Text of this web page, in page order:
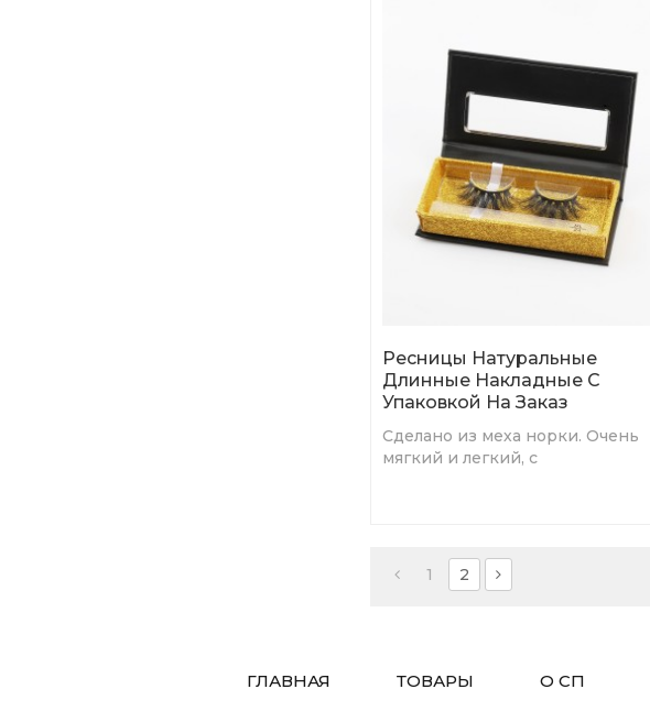
Ресницы Натуральные
Длинные Накладные С
Упаковкой На Заказ
Сделано из меха норки. Очень
мягкий и легкий, с
1 2
ГЛАВНАЯ ТОВАРЫ О СП